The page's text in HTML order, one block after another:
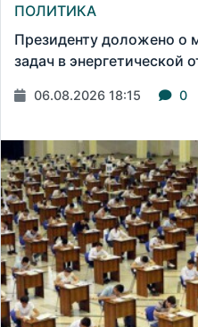
ПОЛИТИКА
Президенту доложено о
задач в энергетической
06.08.2026 18:15 0